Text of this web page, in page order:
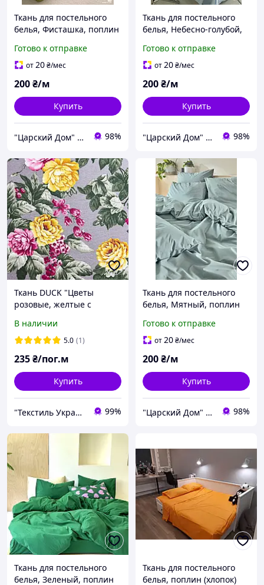
Ткань для постельного
белья, Фисташка, поплин
Готово к отправке
от20₴/мес
200₴/м
Купить
"Царский Дом" - производитель постельного белья из натуральных тканей 98%
Ткань для постельного
белья, Небесно-голубой,
Турция № 58
Готово к отправке
от20₴/мес
200₴/м
Купить
"Царский Дом" - производитель постельного белья из натуральных тканей 98%
Ткань DUCK "Цветы
розовые, желтые с
сером"
В наличии
5.0 (1)
235₴/пог.м
Купить
"Текстиль Украина" интернет-магазин детских тканей 99%
Ткань для постельного
белья, Мятный, поплин
№ 66
Готово к отправке
от20₴/мес
200₴/м
Купить
"Царский Дом" - производитель постельного белья из натуральных тканей 98%
Ткань для постельного
белья, Зеленый, поплин
Ткань для постельного
белья, поплин (хлопок)